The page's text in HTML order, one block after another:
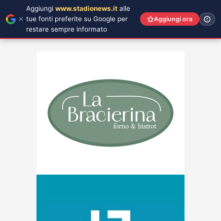
Aggiungi www.stadionews.it alle
tue fonti preferite su Google per
restare sempre informato
Aggiungi ora